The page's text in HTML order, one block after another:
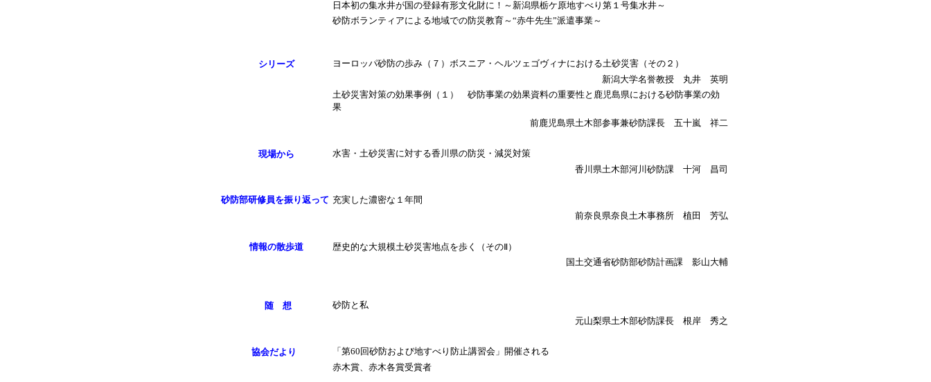
日本初の集水井が国の登録有形文化財に！～新潟県栃ケ原地すべり第１号集水井～
砂防ボランティアによる地域での防災教育～“赤牛先生”派遣事業～
シリーズ
ヨーロッパ砂防の歩み（７）ボスニア・ヘルツェゴヴィナにおける土砂災害（その２）
新潟大学名誉教授 丸井 英明
土砂災害対策の効果事例（１） 砂防事業の効果資料の重要性と鹿児島県における砂防事業の効
果
前鹿児島県土木部参事兼砂防課長 五十嵐 祥二
現場から
水害・土砂災害に対する香川県の防災・減災対策
香川県土木部河川砂防課 十河 昌司
砂防部研修員を振り返って 充実した濃密な１年間
前奈良県奈良土木事務所 植田 芳弘
情報の散歩道
歴史的な大規模土砂災害地点を歩く（そのⅡ）
国土交通省砂防部砂防計画課 影山大輔
随 想
砂防と私
元山梨県土木部砂防課長 根岸 秀之
協会だより
「第60回砂防および地すべり防止講習会」開催される
赤木賞、赤木各賞受賞者